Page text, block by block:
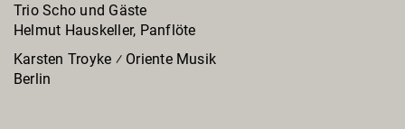
Trio Scho und Gäste
Helmut Hauskeller, Panflöte
Karsten Troyke ⁄ Oriente Musik
Berlin